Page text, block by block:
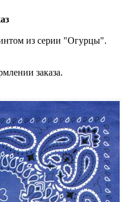
из серии "Огурцы".
заказа.